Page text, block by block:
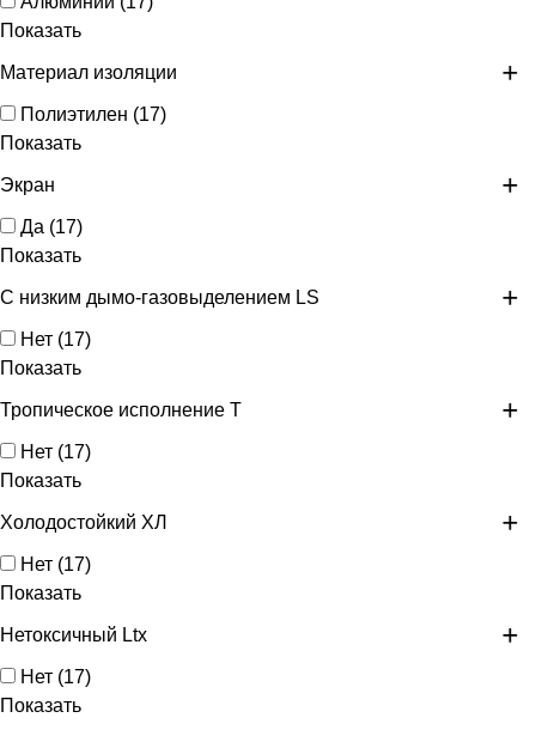
Показать
Материал изоляции
Полиэтилен (17)
Показать
Экран
Да (17)
Показать
С низким дымо-газовыделением LS
Нет (17)
Показать
Тропическое исполнение Т
Нет (17)
Показать
Холодостойкий ХЛ
Нет (17)
Показать
Нетоксичный Ltx
Нет (17)
Показать